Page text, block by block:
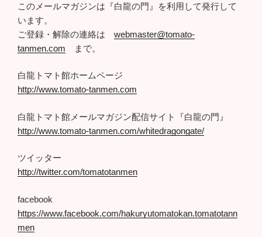
このメールマガジンは『白龍の門』を利用して発行して
います。
ご登録・解除の連絡は webmaster@tomato-
tanmen.com まで。
白龍トマト館ホームページ
http://www.tomato-tanmen.com
白龍トマト館メールマガジン配信サイト『白龍の門』
http://www.tomato-tanmen.com/whitedragongate/
ツイッター
http://twitter.com/tomatotanmen
facebook
https://www.facebook.com/hakuryutomatokan.tomatotann
men